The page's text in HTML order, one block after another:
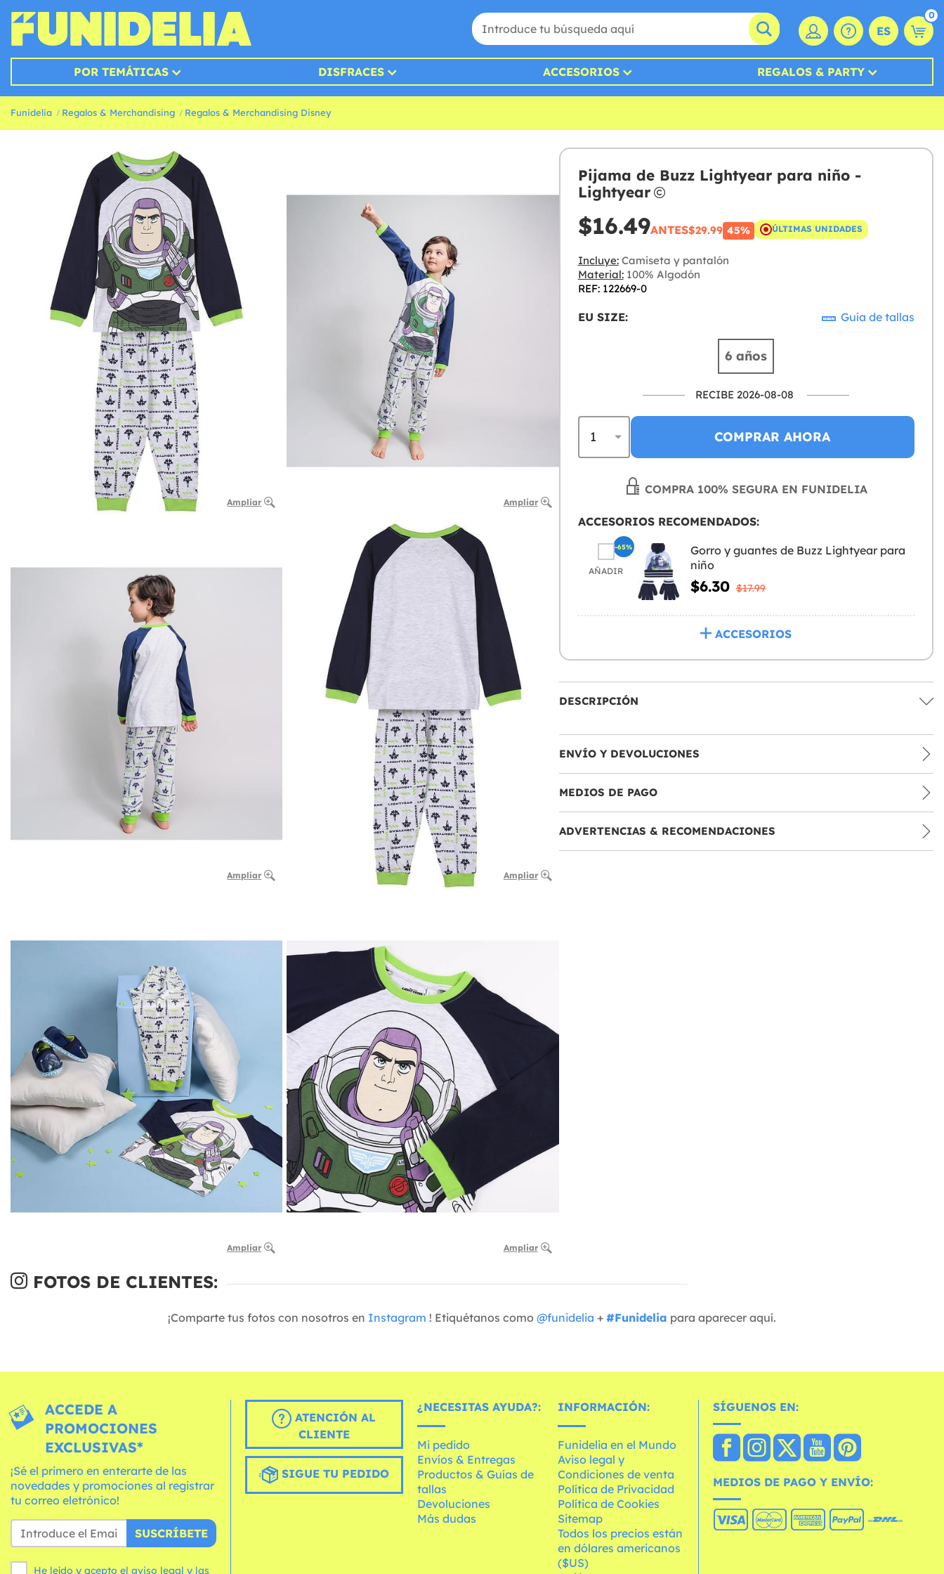
ES
0
POR TEMÁTICAS DISFRACES ACCESORIOS REGALOS & PARTY
Funidelia Regalos & Merchandising Regalos & Merchandising Disney
Ampliar Ampliar
Ampliar Ampliar
Ampliar Ampliar
Pijama de Buzz Lightyear para niño -
Lightyear
$16.49ANTES$29.99 45% ÚLTIMAS UNIDADES
Incluye:Camiseta y pantalón
Material:100% Algodón
REF: 122669-0
EU SIZE: Guía de tallas
6 años
RECIBE 2026-08-08
COMPRAR AHORA
COMPRA 100% SEGURA EN FUNIDELIA
ACCESORIOS RECOMENDADOS:
AÑADIR
Gorro y guantes de Buzz Lightyear para
niño
$6.30 $17.99
-65%
ACCESORIOS
DESCRIPCIÓN
ENVÍO Y DEVOLUCIONES
MEDIOS DE PAGO
ADVERTENCIAS & RECOMENDACIONES
FOTOS DE CLIENTES:
¡Comparte tus fotos con nosotros en Instagram ! Etiquétanos como @funidelia + #Funidelia para aparecer aquí.
ACCEDE A
PROMOCIONES
EXCLUSIVAS*
¡Sé el primero en enterarte de las
novedades y promociones al registrar
tu correo eletrónico!
SUSCRÍBETE
He leído y acepto el aviso legal y las
ATENCIÓN AL
CLIENTE
SIGUE TU PEDIDO
¿NECESITAS AYUDA?:
Mi pedido
Envíos & Entregas
Productos & Guías de
tallas
Devoluciones
Más dudas
INFORMACIÓN:
Funidelia en el Mundo
Aviso legal y
Condiciones de venta
Política de Privacidad
Política de Cookies
Sitemap
Todos los precios están
en dólares americanos
($US)
SÍGUENOS EN:
MEDIOS DE PAGO Y ENVÍO: